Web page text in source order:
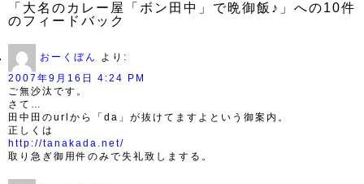
「大名のカレー屋「ボン田中」で晩御飯♪」への10件
のフィードバック
おーくぼん
より:
2007年9月16日 4:24 PM
ご無沙汰です。
さて…
田中田のurlから「da」が抜けてますよという御案内。
正しくは
http://tanakada.net/
取り急ぎ御用件のみで失礼致しまする。